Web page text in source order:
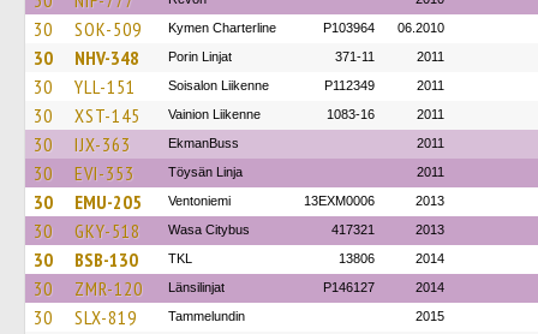
30 SOK-509 Kymen Charterline P103964 06.2010
30 NHV-348 Porin Linjat 371-11 2011
30 YLL-151 Soisalon Liikenne P112349 2011
30 XST-145 Vainion Liikenne 1083-16 2011
30 IJX-363 EkmanBuss 2011
30 EVI-353 Töysän Linja 2011
30 EMU-205 Ventoniemi 13EXM0006 2013
30 GKY-518 Wasa Citybus 417321 2013
30 BSB-130 TKL 13806 2014
30 ZMR-120 Länsilinjat P146127 2014
30 SLX-819 Tammelundin 2015